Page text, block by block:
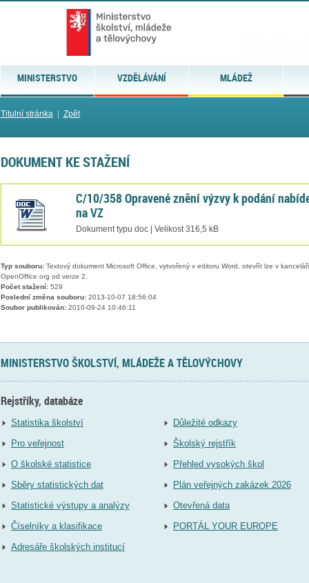
MINISTERSTVO VZDĚLÁVÁNÍ MLÁDEŽ
Titulní stránka| Zpět
DOKUMENT KE STAŽENÍ
C/10/358 Opravené znění výzvy k podání
na VZ
Dokument typu doc | Velikost 316,5 kB
Typ souboru:Textový dokument Microsoft Office, vytvořený v editoru Word, otevřít lze v
OpenOffice.org od verze 2.
Počet stažení:529
Poslední změna souboru:2013-10-07 18:56:04
Soubor publikován:2010-09-24 10:46:11
MINISTERSTVO ŠKOLSTVÍ, MLÁDEŽE A TĚLOVÝCHOVY
Rejstříky, databáze
Statistika školství
Pro veřejnost
O školské statistice
Sběry statistických dat
Statistické výstupy a analýzy
Číselníky a klasifikace
Adresáře školských institucí
Důležité odkazy
Školský rejstřík
Přehled vysokých škol
Plán veřejných zakázek 2026
Otevřená data
PORTÁL YOUR EUROPE